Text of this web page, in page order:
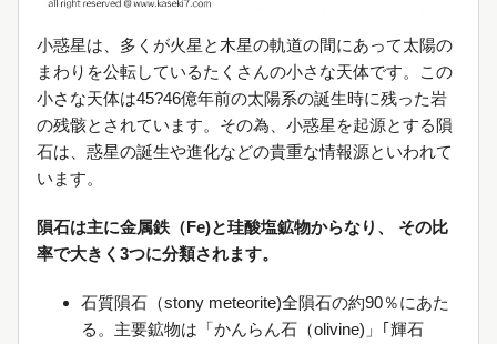
小惑星は、多くが火星と木星の軌道の間にあって太陽の
まわりを公転しているたくさんの小さな天体です。この
小さな天体は45?46億年前の太陽系の誕生時に残った岩
の残骸とされています。その為、小惑星を起源とする隕
石は、惑星の誕生や進化などの貴重な情報源といわれて
います。
隕石は主に金属鉄（Fe)と珪酸塩鉱物からなり、 その比
率で大きく3つに分類されます。
石質隕石（stony meteorite)全隕石の約90％にあた
る。主要鉱物は「かんらん石（olivine)」｢輝石